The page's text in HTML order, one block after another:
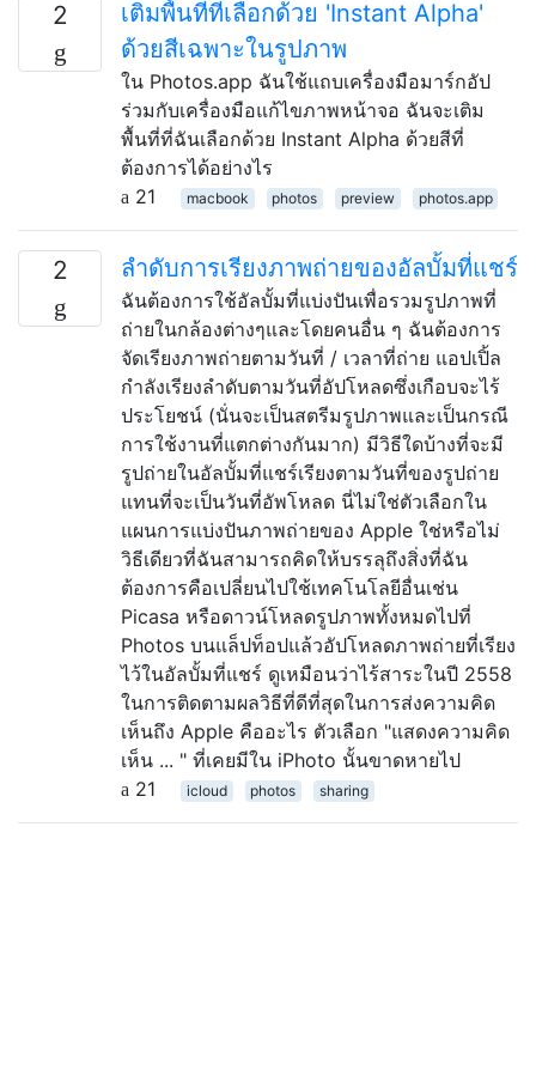
2
เติมพื้นที่ที่เลือกด้วย 'Instant Alpha'
ด้วยสีเฉพาะในรูปภาพ
ใน Photos.app ฉันใช้แถบเครื่องมือมาร์กอัป
ร่วมกับเครื่องมือแก้ไขภาพหน้าจอ ฉันจะเติม
พื้นที่ที่ฉันเลือกด้วย Instant Alpha ด้วยสีที่
ต้องการได้อย่างไร
21
macbook photos preview photos.app
2 ลำดับการเรียงภาพถ่ายของอัลบั้มที่แชร์
ฉันต้องการใช้อัลบั้มที่แบ่งปันเพื่อรวมรูปภาพที่
ถ่ายในกล้องต่างๆและโดยคนอื่น ๆ ฉันต้องการ
จัดเรียงภาพถ่ายตามวันที่ / เวลาที่ถ่าย แอปเปิ้ล
กำลังเรียงลำดับตามวันที่อัปโหลดซึ่งเกือบจะไร้
ประโยชน์ (นั่นจะเป็นสตรีมรูปภาพและเป็นกรณี
การใช้งานที่แตกต่างกันมาก) มีวิธีใดบ้างที่จะมี
รูปถ่ายในอัลบั้มที่แชร์เรียงตามวันที่ของรูปถ่าย
แทนที่จะเป็นวันที่อัพโหลด นี่ไม่ใช่ตัวเลือกใน
แผนการแบ่งปันภาพถ่ายของ Apple ใช่หรือไม่
วิธีเดียวที่ฉันสามารถคิดให้บรรลุถึงสิ่งที่ฉัน
ต้องการคือเปลี่ยนไปใช้เทคโนโลยีอื่นเช่น
Picasa หรือดาวน์โหลดรูปภาพทั้งหมดไปที่
Photos บนแล็ปท็อปแล้วอัปโหลดภาพถ่ายที่เรียง
ไว้ในอัลบั้มที่แชร์ ดูเหมือนว่าไร้สาระในปี 2558
ในการติดตามผลวิธีที่ดีที่สุดในการส่งความคิด
เห็นถึง Apple คืออะไร ตัวเลือก "แสดงความคิด
เห็น ... " ที่เคยมีใน iPhoto นั้นขาดหายไป
21
icloud photos sharing